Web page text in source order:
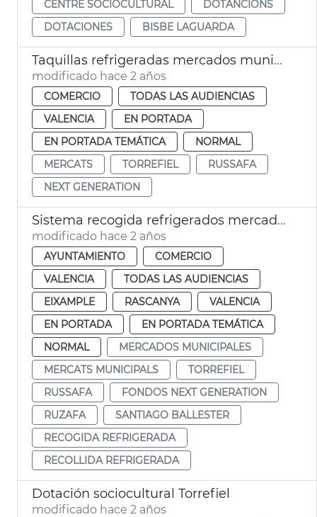
CENTRE SOCIOCULTURAL
DOTANCIONS
DOTACIONES
BISBE LAGUARDA
Taquillas refrigeradas mercados municipales
modificado hace 2 años
COMERCIO
TODAS LAS AUDIENCIAS
VALENCIA
EN PORTADA
EN PORTADA TEMÁTICA
NORMAL
MERCATS
TORREFIEL
RUSSAFA
NEXT GENERATION
Sistema recogida refrigerados mercados municipales
modificado hace 2 años
AYUNTAMIENTO
COMERCIO
VALENCIA
TODAS LAS AUDIENCIAS
EIXAMPLE
RASCANYA
VALENCIA
EN PORTADA
EN PORTADA TEMÁTICA
NORMAL
MERCADOS MUNICIPALES
MERCATS MUNICIPALS
TORREFIEL
RUSSAFA
FONDOS NEXT GENERATION
RUZAFA
SANTIAGO BALLESTER
RECOGIDA REFRIGERADA
RECOLLIDA REFRIGERADA
Dotación sociocultural Torrefiel
modificado hace 2 años